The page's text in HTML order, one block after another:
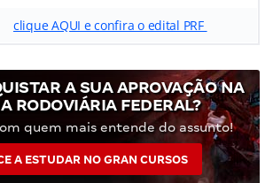
clique AQUI e confira o edital PRF
A SUA APROVAÇÃO NA
RODOVIÁRIA FEDERAL?
quem mais entende do assunto!
A ESTUDAR NO GRAN CURSOS